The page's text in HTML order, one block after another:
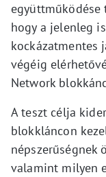
együttműködése
hogy a jelenleg
kockázatmentes
végéig
Network
A teszt célja
blokkláncon
népszerűségnek
valamint milyen